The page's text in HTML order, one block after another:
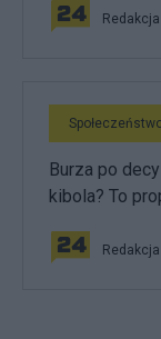
Redakcja
Burza po
kibola? To
Redakcja